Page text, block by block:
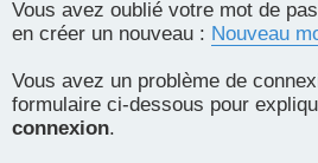
Vous avez oublié votre mot de
en créer un nouveau : Nouveau
Vous avez un problème de
formulaire ci-dessous pour
connexion.